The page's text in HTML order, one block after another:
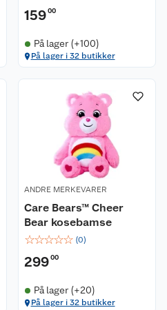
15900
På lager (+100)
På lager i 32 butikker
ANDRE MERKEVARER
Care Bears™ Cheer
Bear kosebamse
☆☆☆☆☆ (0)
29900
På lager (+20)
På lager i 32 butikker